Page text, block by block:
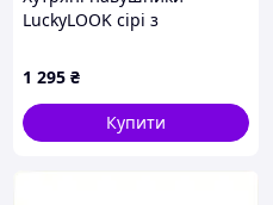
LuckyLOOK сірі з
9X000M031
1 295 ₴
Купити